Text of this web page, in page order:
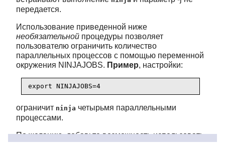
передается.
Использование приведенной ниже
необязательной процедуры позволяет
пользователю ограничить количество
параллельных процессов с помощью переменной
окружения NINJAJOBS. Пример, настройки:
export NINJAJOBS=4
ограничит ninja четырьмя параллельными
процессами.
По желанию, добавьте возможность использовать
переменную окружения NINJAJOBS, выполнив